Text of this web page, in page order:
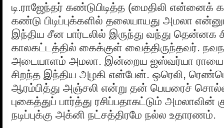
டி.ராஜேந்தர் கண்டுபிடித்த (மைதிலி என்னைக்
கண்டு பிடிப்புக்களில் தலையாயது அமலா
இந்திய சீன பார்டலில் இருந்து வந்து தென்னக
காலகட்டத்தில் கைக்குள் வைத்திருந்தவர்.
அடையாளம் அமலா. இன்றைய ஐஸ்வர்யா ராயை
சிறந்த இந்திய அழகி என்பேன். ஒரெலி,
ஆரம்பித்து அஞ்சலி என்று தன் பெயரைச்
புகைத்துப் பார்த்து ரசிப்பதாகட்டும் அமலாவின்
நடிப்புக்கு அக்னி நட்சத்திரமே நல்ல உதாரணம்.